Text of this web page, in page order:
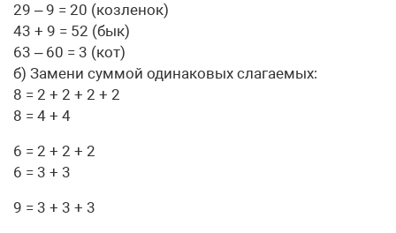
29 – 9 = 20 (козленок)
43 + 9 = 52 (бык)
63 – 60 = 3 (кот)
б) Замени суммой одинаковых слагаемых:
8 = 2 + 2 + 2 + 2
8 = 4 + 4
6 = 2 + 2 + 2
6 = 3 + 3
9 = 3 + 3 + 3